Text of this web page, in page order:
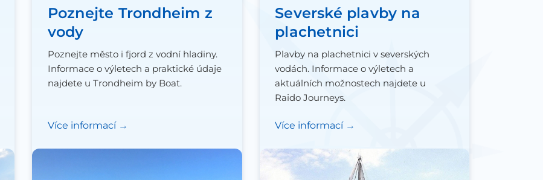
Poznejte Trondheim z
vody
Poznejte město i fjord z vodní hladiny.
Informace o výletech a praktické údaje
najdete u Trondheim by Boat.
Více informací
Severské plavby na
plachetnici
Plavby na plachetnici v severských
vodách. Informace o výletech a
aktuálních možnostech najdete u
Raido Journeys.
Více informací